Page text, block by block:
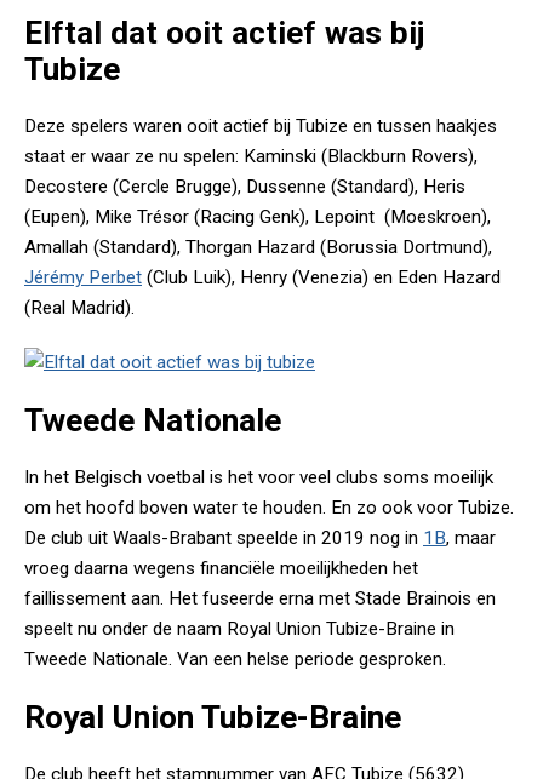
Elftal dat ooit actief was bij
Tubize
Deze spelers waren ooit actief bij Tubize en tussen haakjes
staat er waar ze nu spelen: Kaminski (Blackburn Rovers),
Decostere (Cercle Brugge), Dussenne (Standard), Heris
(Eupen), Mike Trésor (Racing Genk), Lepoint (Moeskroen),
Amallah (Standard), Thorgan Hazard (Borussia Dortmund),
Jérémy Perbet (Club Luik), Henry (Venezia) en Eden Hazard
(Real Madrid).
Tweede Nationale
In het Belgisch voetbal is het voor veel clubs soms moeilijk
om het hoofd boven water te houden. En zo ook voor Tubize.
De club uit Waals-Brabant speelde in 2019 nog in 1B, maar
vroeg daarna wegens financiële moeilijkheden het
faillissement aan. Het fuseerde erna met Stade Brainois en
speelt nu onder de naam Royal Union Tubize-Braine in
Tweede Nationale. Van een helse periode gesproken.
Royal Union Tubize-Braine
De club heeft het stamnummer van AFC Tubize (5632)